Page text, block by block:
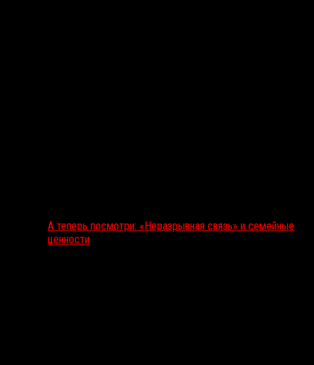
А теперь посмотри: «Неразрывная связь» и семейные
ценности